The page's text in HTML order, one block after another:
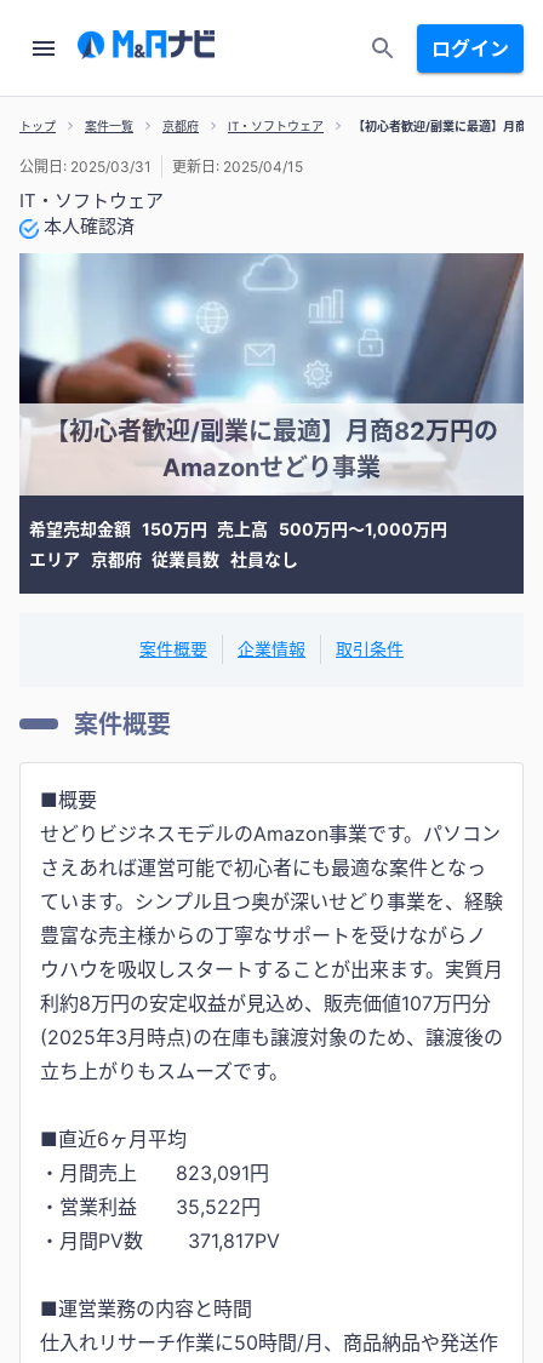
ログイン
トップ 案件一覧 京都府 IT・ソフトウェア 【初心者歓迎/副業に最適】月商
IT・ソフトウェア
本人確認済
公開日: 2025/03/31 更新日: 2025/04/15
【初心者歓迎/副業に最適】月商82万円の
Amazonせどり事業
希望売却金額 150万円 売上高
500万円〜1,000万円
エリア 京都府 従業員数 社員なし
案件概要 企業情報 取引条件
案件概要
■概要
せどりビジネスモデルのAmazon事業です。パソコン
さえあれば運営可能で初心者にも最適な案件となっ
ています。シンプル且つ奥が深いせどり事業を、経験
豊富な売主様からの丁寧なサポートを受けながらノ
ウハウを吸収しスタートすることが出来ます。実質月
利約8万円の安定収益が見込め、販売価値107万円分
(2025年3月時点)の在庫も譲渡対象のため、譲渡後の
立ち上がりもスムーズです。
■直近6ヶ月平均
・月間売上 823,091円
・営業利益 35,522円
・月間PV数 371,817PV
■運営業務の内容と時間
仕入れリサーチ作業に50時間/月、商品納品や発送作